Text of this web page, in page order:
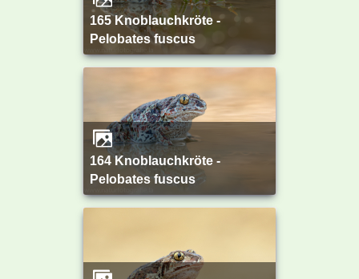
165 Knoblauchkröte -
Pelobates fuscus
164 Knoblauchkröte -
Pelobates fuscus